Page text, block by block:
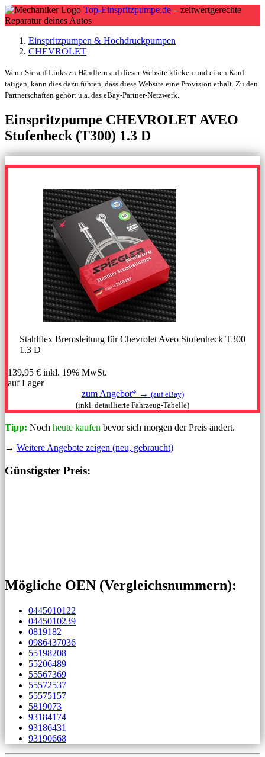
Top-Einspritzpumpe.de – zeitwertgerechte
Reparatur deines Autos
Einspritzpumpen & Hochdruckpumpen
CHEVROLET
Wenn Sie auf Links zu Händlern auf dieser Website klicken und einen Kauf
tätigen, kann dies dazu führen, dass diese Website eine Provision erhält. Zu den
Partnerschaften gehört u.a. das eBay-Partner-Netzwerk.
Einspritzpumpe CHEVROLET AVEO
Stufenheck (T300) 1.3 D
Stahlflex Bremsleitung für Chevrolet Aveo Stufenheck T300
1.3 D
139,95 € inkl. 19% MwSt.
auf Lager
zum Angebot* → (auf eBay)
(inkl. detaillierte Fahrzeug-Tabelle)
Tipp: Noch heute kaufen bevor sich morgen der Preis ändert.
→ Weitere Angebote zeigen (neu, gebraucht)
Günstigster Preis:
Mögliche OEN (Vergleichs­nummern):
0445010122
0445010239
0819182
0986437036
55198208
55206489
55567369
55572537
55575157
5819073
93184174
93186431
93190668